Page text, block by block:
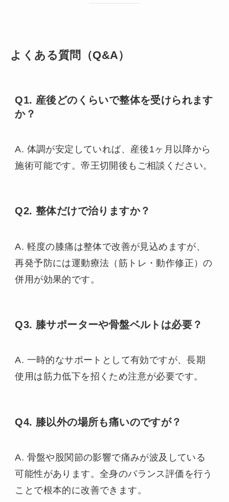
よくある質問（Q&A）
Q1. 産後どのくらいで整体を受けられます
か？
A. 体調が安定していれば、産後1ヶ月以降から
施術可能です。帝王切開後もご相談ください。
Q2. 整体だけで治りますか？
A. 軽度の膝痛は整体で改善が見込めますが、
再発予防には運動療法（筋トレ・動作修正）の
併用が効果的です。
Q3. 膝サポーターや骨盤ベルトは必要？
A. 一時的なサポートとして有効ですが、長期
使用は筋力低下を招くため注意が必要です。
Q4. 膝以外の場所も痛いのですが？
A. 骨盤や股関節の影響で痛みが波及している
可能性があります。全身のバランス評価を行う
ことで根本的に改善できます。